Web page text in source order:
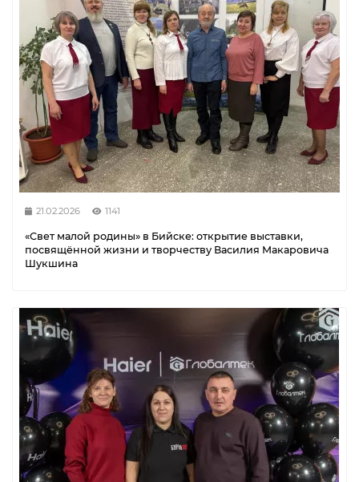
21.02.2026 1141
«Свет малой родины» в Бийске: открытие выставки,
посвящённой жизни и творчеству Василия Макаровича
Шукшина